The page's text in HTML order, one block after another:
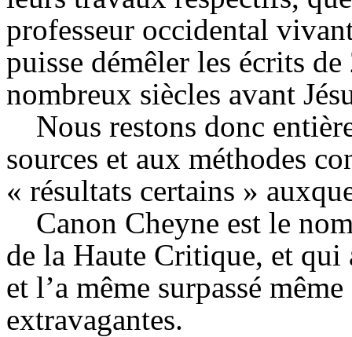
professeur occidental
puisse démêler les écrits
nombreux siècles avant
Nous restons donc
sources et aux méthodes
« résultats certains »
Canon Cheyne est le
de la Haute Critique, et
et l’a même surpassé
extravagantes.